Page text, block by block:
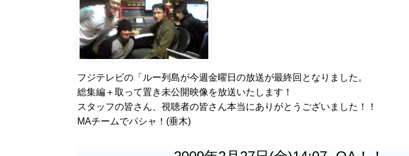
フジテレビの「ルー列島が今週金曜日の放送が最終回となりました。
総集編＋取って置き未公開映像を放送いたします！
スタッフの皆さん、視聴者の皆さん本当にありがとうございました！！
MAチームでパシャ！(垂木)